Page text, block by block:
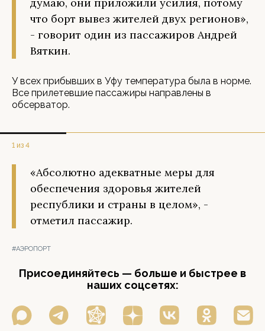
что борт вывез жителей двух регионов»,
- говорит один из пассажиров Андрей
Вяткин.
У всех прибывших в Уфу температура была в норме.
Все прилетевшие пассажиры направлены в
обсерватор.
1 из 4
«Абсолютно адекватные меры для
обеспечения здоровья жителей
республики и страны в целом», -
отметил пассажир.
#АЭРОПОРТ
Присоединяйтесь — больше и быстрее в
наших соцсетях: